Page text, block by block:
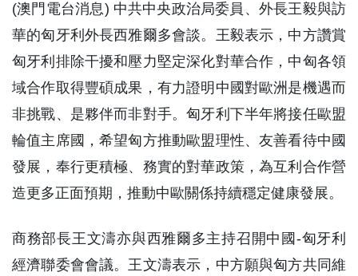
(澳門電台消息) 中共中央政治局委員、外長王毅與訪
華的匈牙利外長西雅爾多會談。王毅表示，中方讚賞
匈牙利排除干擾和壓力堅定深化對華合作，中匈各領
域合作取得豐碩成果，有力證明中國對歐洲是機遇而
非挑戰、是夥伴而非對手。匈牙利下半年將接任歐盟
輪值主席國，希望匈方推動歐盟理性、友善看待中國
發展，奉行更積極、務實的對華政策，為互利合作營
造更多正面預期，推動中歐關係持續穩定健康發展。
商務部長王文濤亦與西雅爾多主持召開中國-匈牙利
經濟聯委會會議。王文濤表示，中方願與匈方共同維